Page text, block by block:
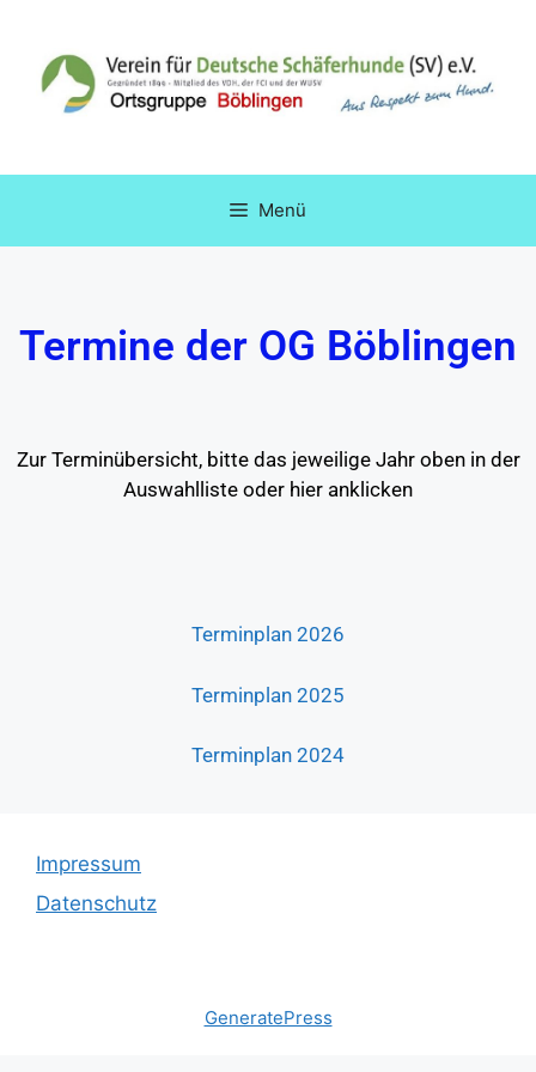
Menü
Termine der OG Böblingen
Zur Terminübersicht, bitte das jeweilige Jahr oben in der
Auswahlliste oder hier anklicken
Terminplan 2026
Terminplan 2025
Terminplan 2024
Impressum
Datenschutz
GeneratePress